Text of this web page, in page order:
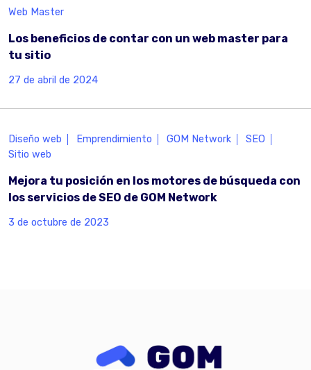
Web Master
Los beneficios de contar con un web master para
tu sitio
27 de abril de 2024
Diseño web Emprendimiento GOM Network
SEO
Sitio web
Mejora tu posición en los motores de búsqueda con
los servicios de SEO de GOM Network
3 de octubre de 2023